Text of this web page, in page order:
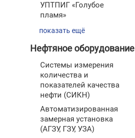
УПТПИГ «Голубое
пламя»
показать ещё
Нефтяное оборудование
Системы измерения
количества и
показателей качества
нефти (СИКН)
Автоматизированная
замерная установка
(АГЗУ, ГЗУ, УЗА)